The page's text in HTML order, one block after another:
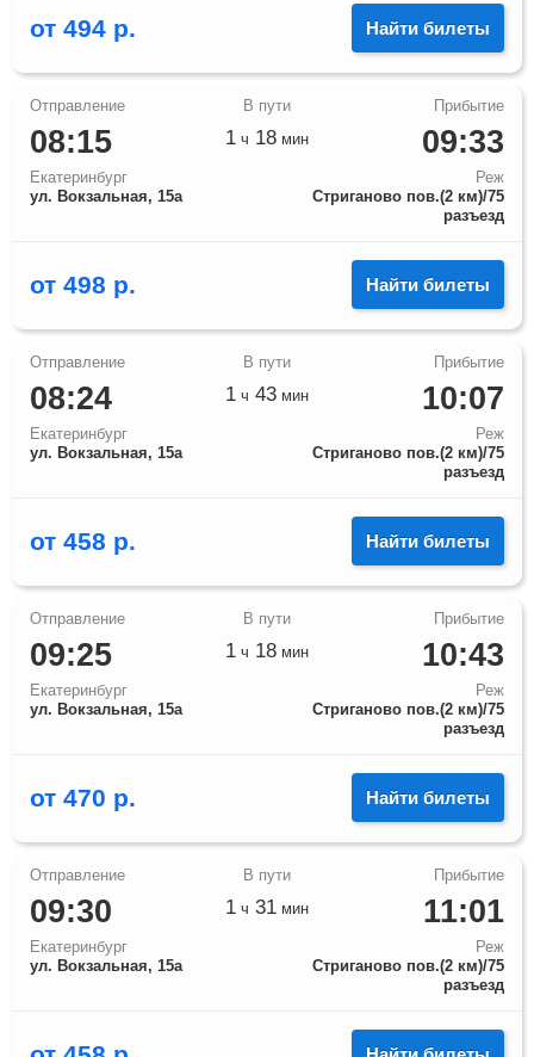
от 494 р. Найти билеты
08:15
Екатеринбург
ул. Вокзальная, 15а
09:33
Реж
Стриганово пов.(2 км)/75
разъезд
1 ч 18 мин
от 498 р. Найти билеты
08:24
Екатеринбург
ул. Вокзальная, 15а
10:07
Реж
Стриганово пов.(2 км)/75
разъезд
1 ч 43 мин
от 458 р. Найти билеты
09:25
Екатеринбург
ул. Вокзальная, 15а
10:43
Реж
Стриганово пов.(2 км)/75
разъезд
1 ч 18 мин
от 470 р. Найти билеты
09:30
Екатеринбург
ул. Вокзальная, 15а
11:01
Реж
Стриганово пов.(2 км)/75
разъезд
1 ч 31 мин